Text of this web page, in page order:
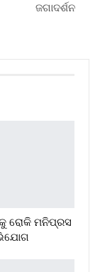
ଜଗାଦର୍ଶନ
ରୋକି ମନିପ୍ରସ